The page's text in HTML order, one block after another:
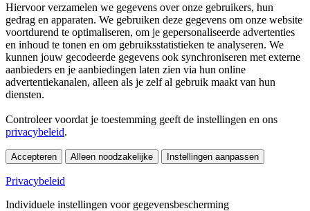
Hiervoor verzamelen we gegevens over onze gebruikers, hun
gedrag en apparaten. We gebruiken deze gegevens om onze website
voortdurend te optimaliseren, om je gepersonaliseerde advertenties
en inhoud te tonen en om gebruiksstatistieken te analyseren. We
kunnen jouw gecodeerde gegevens ook synchroniseren met externe
aanbieders en je aanbiedingen laten zien via hun online
advertentiekanalen, alleen als je zelf al gebruik maakt van hun
diensten.
Controleer voordat je toestemming geeft de instellingen en ons
privacybeleid.
Accepteren Alleen noodzakelijke Instellingen aanpassen
Privacybeleid
Individuele instellingen voor gegevensbescherming